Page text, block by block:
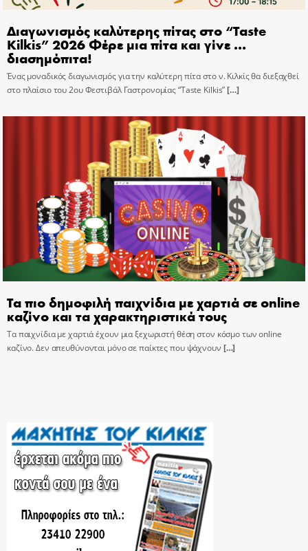
Διαγωνισμός καλύτερης πίτας στο “Taste
Kilkis” 2026 Φέρε μια πίτα και γίνε …
διασημόπιτα!
Ένας μοναδικός διαγωνισμός για την καλύτερη πίτα στο ν. Κιλκίς θα διεξαχθεί
στο πλαίσιο του 2ου Φεστιβάλ Γαστρονομίας “Taste Kilkis”[…]
Τα πιο δημοφιλή παιχνίδια με χαρτιά σε online
καζίνο και τα χαρακτηριστικά τους
Τα παιχνίδια με χαρτιά έχουν μια ξεχωριστή θέση στον κόσμο των online
καζίνο. Δεν απευθύνονται μόνο σε παίκτες που ψάχνουν […]